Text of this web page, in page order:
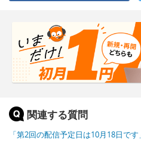
関連する質問
「第2回の配信予定日は10月18日で